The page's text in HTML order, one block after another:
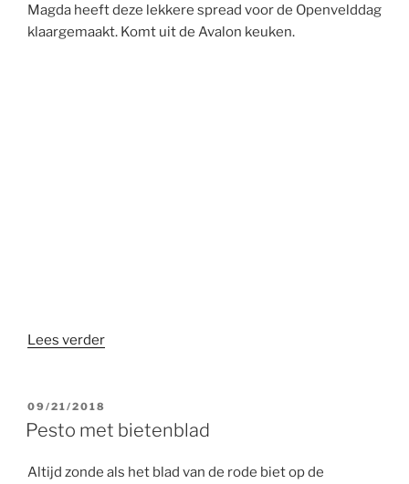
Magda heeft deze lekkere spread voor de Openvelddag
klaargemaakt. Komt uit de Avalon keuken.
Lees verder“Spread
GEPLAATST
OP
09/21/2018
Pesto met bietenblad
Altijd zonde als het blad van de rode biet op de